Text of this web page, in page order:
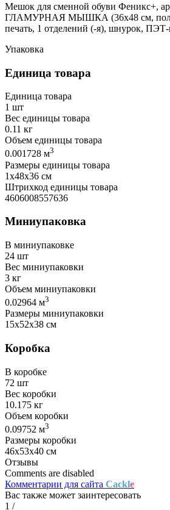
Мешок для сменной обуви Феникс+,
ГЛАМУРНАЯ МЫШКА (36x48 см,
печать, 1 отделений (-я), шнурок, ПЭТ-
Упаковка
Единица товара
Единица товара
1 шт
Вес единицы товара
0.11 кг
Объем единицы товара
0.001728 м3
Размеры единицы товара
1х48х36 см
Штрихкод единицы товара
4606008557636
Миниупаковка
В миниупаковке
24 шт
Вес миниупаковки
3 кг
Объем миниупаковки
0.02964 м3
Размеры миниупаковки
15х52х38 см
Коробка
В коробке
72 шт
Вес коробки
10.175 кг
Объем коробки
0.09752 м3
Размеры коробки
46х53х40 см
Отзывы
Comments are disabled
Комментарии для сайта Cackle
Вас также может заинтересовать
1 /